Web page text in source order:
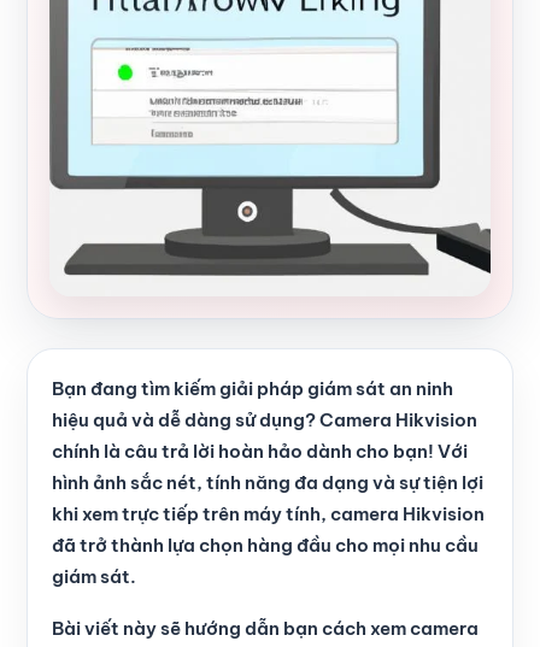
Bạn đang tìm kiếm giải pháp giám sát an ninh
hiệu quả và dễ dàng sử dụng? Camera Hikvision
chính là câu trả lời hoàn hảo dành cho bạn! Với
hình ảnh sắc nét, tính năng đa dạng và sự tiện lợi
khi xem trực tiếp trên máy tính, camera Hikvision
đã trở thành lựa chọn hàng đầu cho mọi nhu cầu
giám sát.
Bài viết này sẽ hướng dẫn bạn cách xem camera